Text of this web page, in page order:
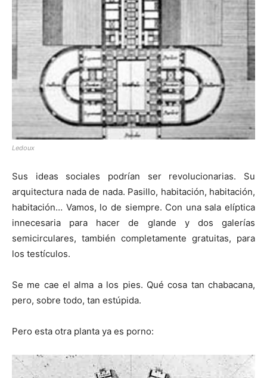
Ledoux
Sus ideas sociales podrían ser revolucionarias. Su
arquitectura nada de nada. Pasillo, habitación, habitación,
habitación… Vamos, lo de siempre. Con una sala elíptica
innecesaria para hacer de glande y dos galerías
semicirculares, también completamente gratuitas, para
los testículos.
Se me cae el alma a los pies. Qué cosa tan chabacana,
pero, sobre todo, tan estúpida.
Pero esta otra planta ya es porno: